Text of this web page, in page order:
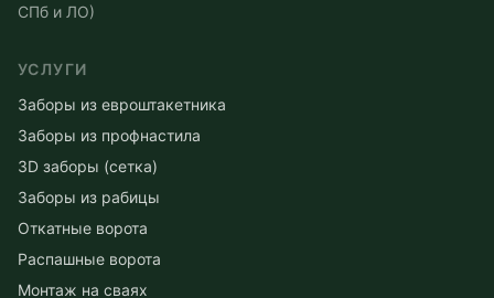
СПб и ЛО)
УСЛУГИ
Заборы из евроштакетника
Заборы из профнастила
3D заборы (сетка)
Заборы из рабицы
Откатные ворота
Распашные ворота
Монтаж на сваях